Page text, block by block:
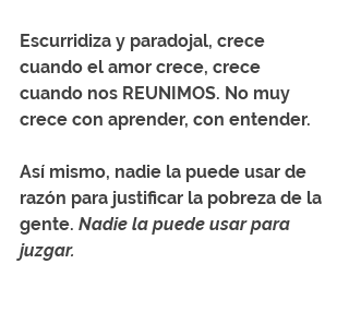
Escurridiza y paradojal, crece
cuando el amor crece, crece
cuando nos REUNIMOS. No muy
crece con aprender, con entender.
Así mismo, nadie la puede usar de
razón para justificar la pobreza de la
gente. Nadie la puede usar para
juzgar.